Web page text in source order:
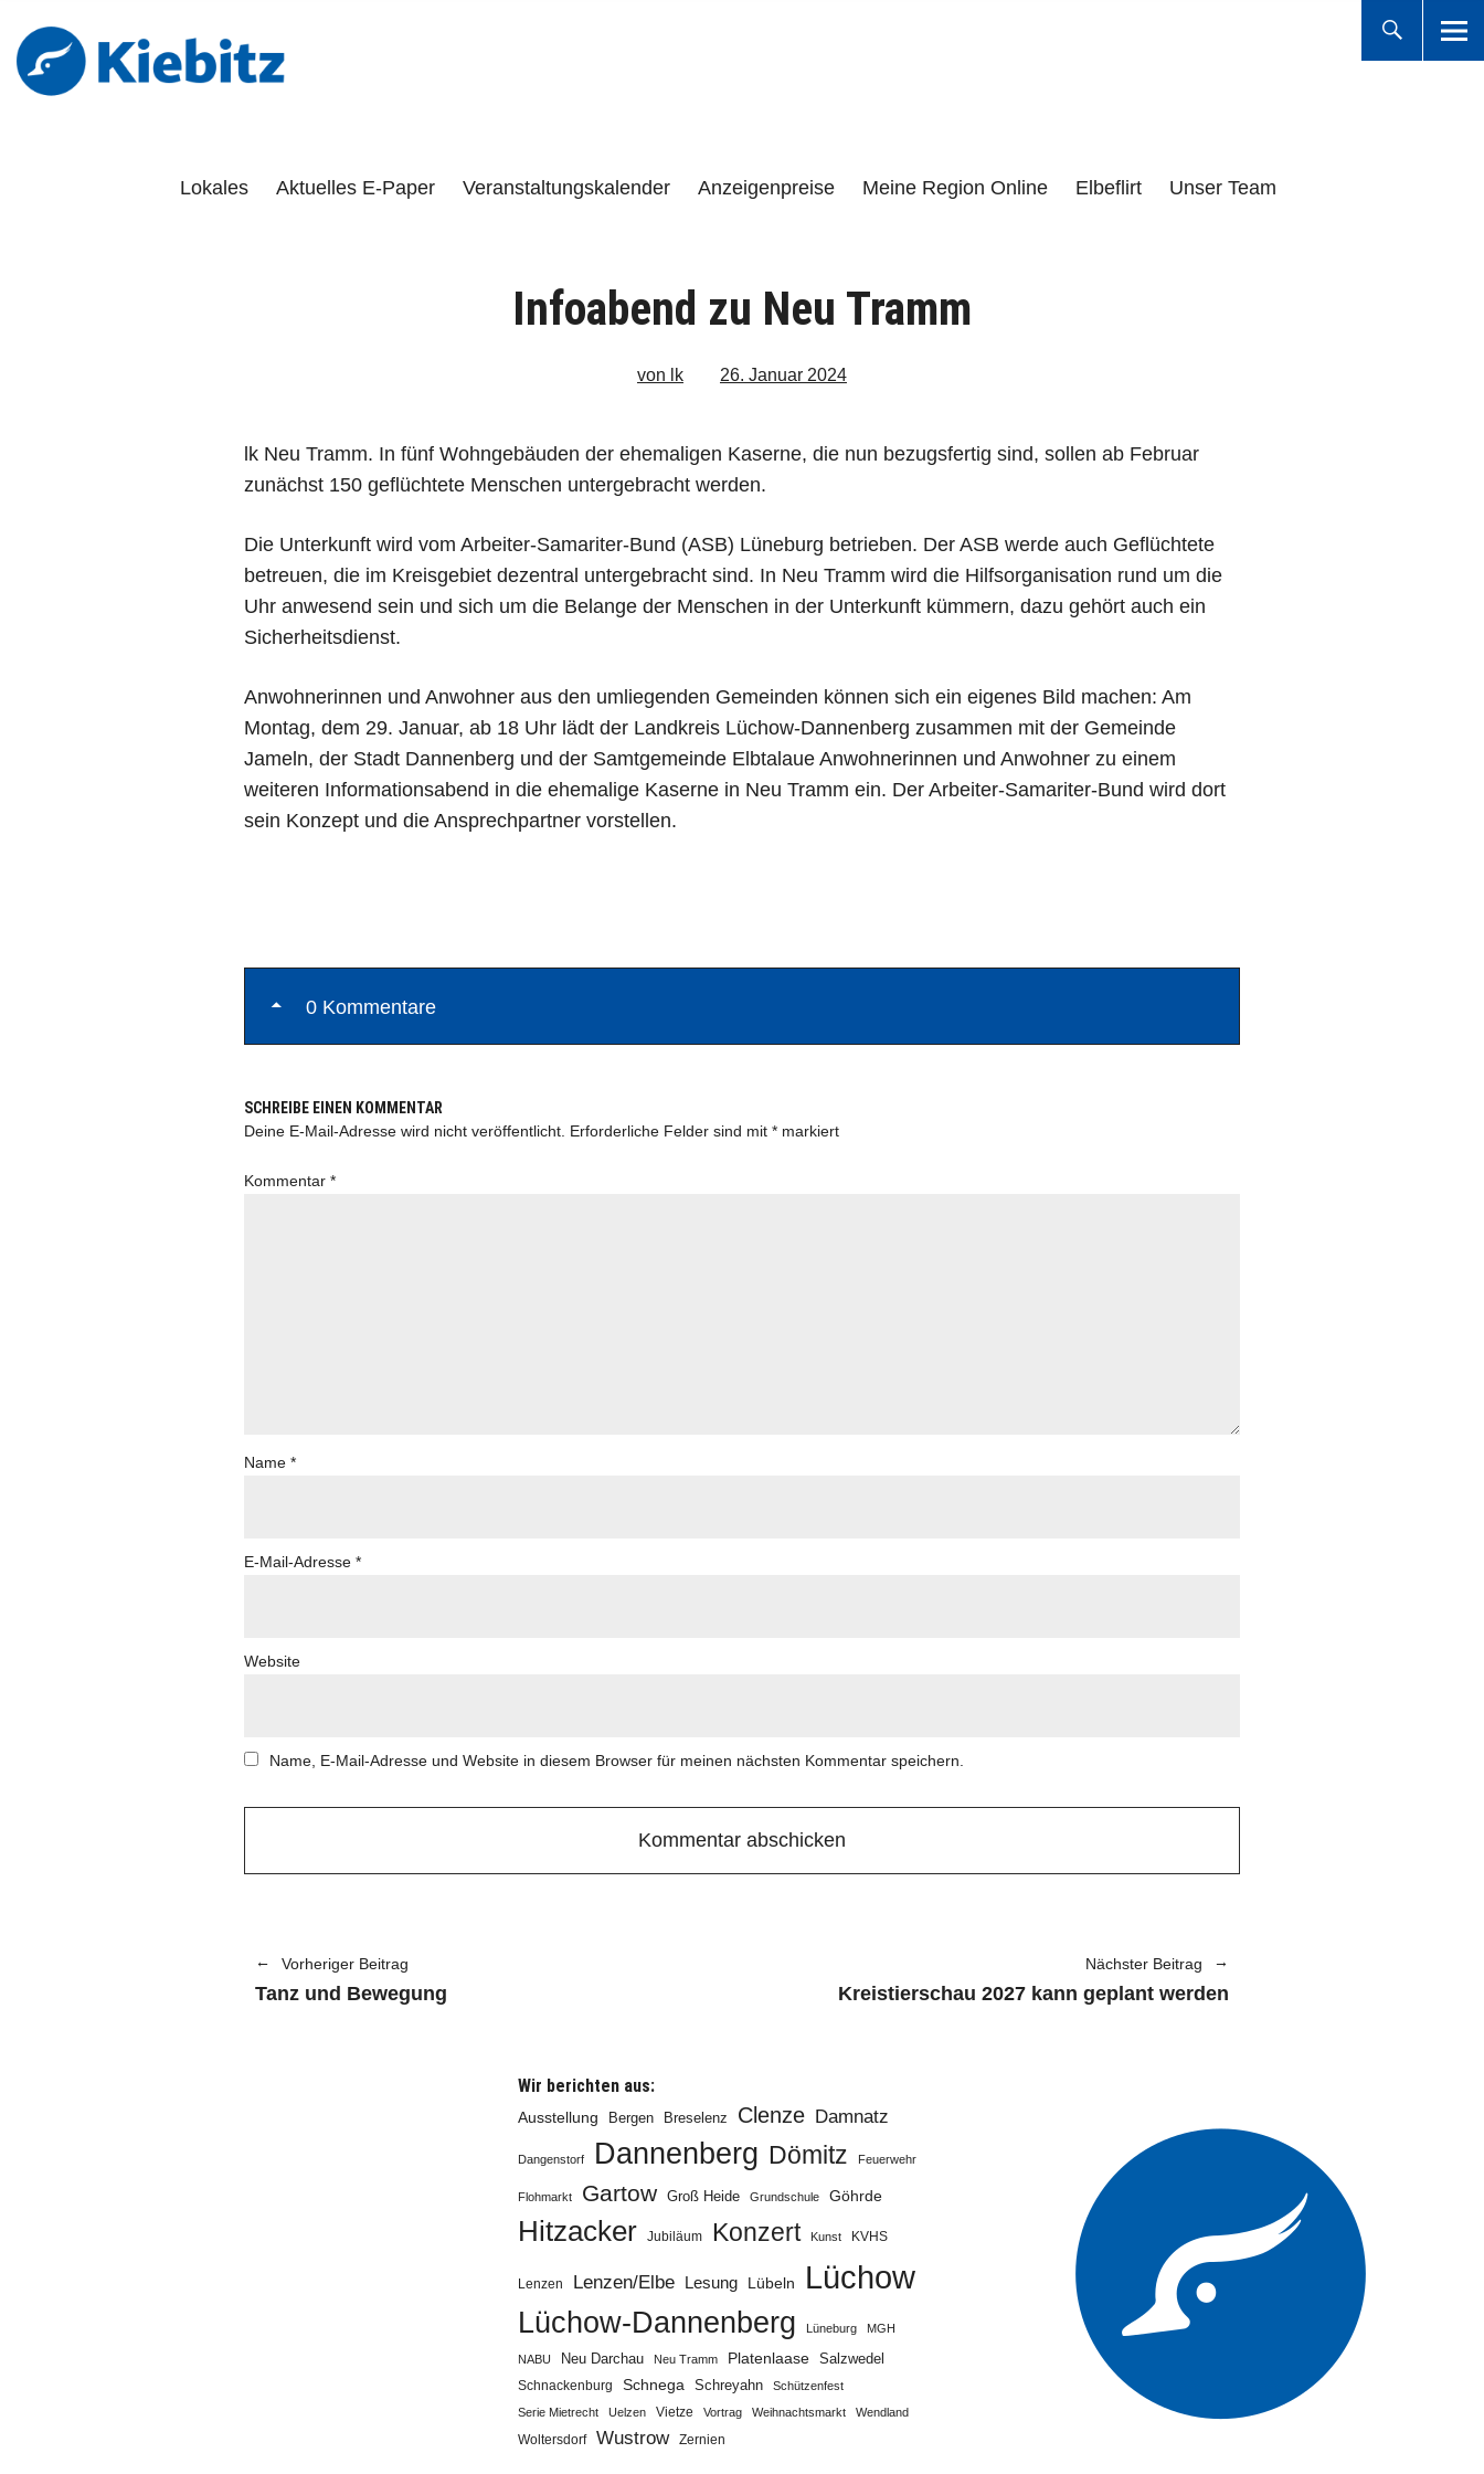
Kiebitz-Online
Lokales Aktuelles E-Paper Veranstaltungskalender Anzeigenpreise Meine Region Online Elbeflirt Unser Team
Infoabend zu Neu Tramm
von lk 26. Januar 2024
lk Neu Tramm. In fünf Wohngebäuden der ehemaligen Kaserne, die nun bezugsfertig sind, sollen ab Februar
zunächst 150 geflüchtete Menschen untergebracht werden.
Die Unterkunft wird vom Arbeiter-Samariter-Bund (ASB) Lüneburg betrieben. Der ASB werde auch Geflüchtete
betreuen, die im Kreisgebiet dezentral untergebracht sind. In Neu Tramm wird die Hilfsorganisation rund um die
Uhr anwesend sein und sich um die Belange der Menschen in der Unterkunft kümmern, dazu gehört auch ein
Sicherheitsdienst.
Anwohnerinnen und Anwohner aus den umliegenden Gemeinden können sich ein eigenes Bild machen: Am
Montag, dem 29. Januar, ab 18 Uhr lädt der Landkreis Lüchow-Dannenberg zusammen mit der Gemeinde
Jameln, der Stadt Dannenberg und der Samtgemeinde Elbtalaue Anwohnerinnen und Anwohner zu einem
weiteren Informationsabend in die ehemalige Kaserne in Neu Tramm ein. Der Arbeiter-Samariter-Bund wird dort
sein Konzept und die Ansprechpartner vorstellen.
0 Kommentare
SCHREIBE EINEN KOMMENTAR
Deine E-Mail-Adresse wird nicht veröffentlicht. Erforderliche Felder sind mit* markiert
Kommentar*
Name*
E-Mail-Adresse*
Website
Name, E-Mail-Adresse und Website in diesem Browser für meinen nächsten Kommentar speichern.
Vorheriger Beitrag
Tanz und Bewegung
Nächster Beitrag
Kreistierschau 2027 kann geplant werden
Wir berichten aus:
Ausstellung Bergen Breselenz Clenze Damnatz
Dangenstorf Dannenberg Dömitz Feuerwehr
Flohmarkt Gartow Groß Heide Grundschule Göhrde
Hitzacker Jubiläum Konzert Kunst KVHS
Lenzen Lenzen/Elbe Lesung Lübeln Lüchow
Lüchow-Dannenberg Lüneburg MGH
NABU Neu Darchau Neu Tramm Platenlaase Salzwedel
Schnackenburg Schnega Schreyahn
Schützenfest
Serie Mietrecht
Uelzen Vietze Vortrag Weihnachtsmarkt Wendland
Woltersdorf Wustrow Zernien